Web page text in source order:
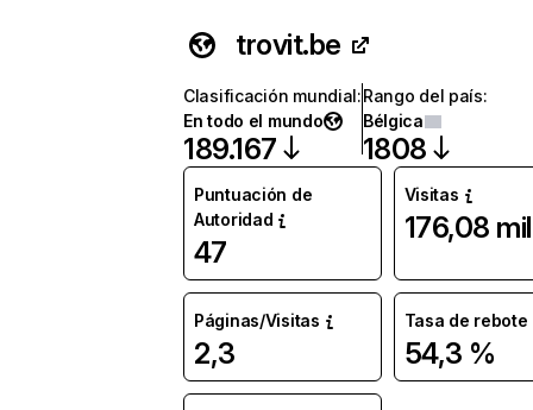
trovit.be
Clasificación mundial:
En todo el mundo
189.167
Rango del país:
Bélgica
1808
Puntuación de
Autoridad
47
Visitas
176,08 mil
Páginas/Visitas
2,3
Tasa de rebote
54,3 %